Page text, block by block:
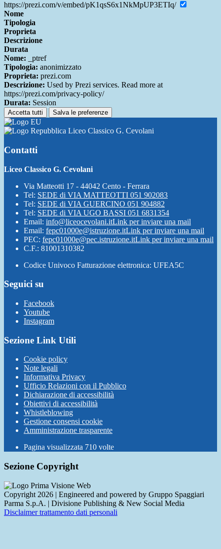
https://prezi.com/v/embed/pK1qsS6x1NkMpUP3ETIq/
Nome
Tipologia
Proprieta
Descrizione
Durata
Nome: _ptref
Tipologia: anonimizzato
Proprieta: prezi.com
Descrizione: Used by Prezi services. Read more at
https://prezi.com/privacy-policy/
Durata: Session
Accetta tutti Salva le preferenze
Liceo Classico G. Cevolani
Contatti
Liceo Classico G. Cevolani
Via Matteotti 17 - 44042 Cento - Ferrara
Tel: SEDE di VIA MATTEOTTI 051 902083
Tel: SEDE di VIA GUERCINO 051 904882
Tel: SEDE di VIA UGO BASSI 051 6831354
Email: info@liceocevolani.itLink per inviare una mail
Email: fepc01000e@istruzione.itLink per inviare una mail
PEC: fepc01000e@pec.istruzione.itLink per inviare una mail
C.F.: 81001310382
Codice Univoco Fatturazione elettronica: UFEA5C
Seguici su
Facebook
Youtube
Instagram
Sezione Link Utili
Cookie policy
Note legali
Informativa Privacy
Ufficio Relazioni con il Pubblico
Dichiarazione di accessibilità
Obiettivi di accessibilità
Whistleblowing
Gestione consensi cookie
Amministrazione trasparente
Pagina visualizzata 710 volte
Sezione Copyright
Copyright 2026 | Engineered and powered by Gruppo Spaggiari
Parma S.p.A. | Divisione Publishing & New Social Media
Disclaimer trattamento dati personali